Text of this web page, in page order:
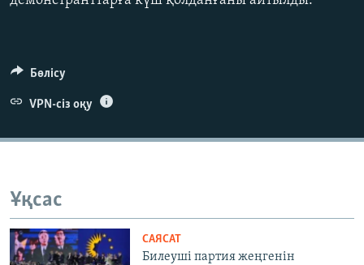
Бөлісу
VPN-сіз оқу
Ұқсас
САЯСАТ
Билеуші партия жеңгенін